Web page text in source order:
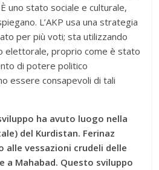
uno stato sociale e culturale,
L’AKP usa una strategia
per più voti; sta utilizzando
elettorale, proprio come è stato
di potere politico
essere consapevoli di tali
ha avuto luogo nella
del Kurdistan. Ferinaz
alle vessazioni crudeli delle
a Mahabad. Questo sviluppo